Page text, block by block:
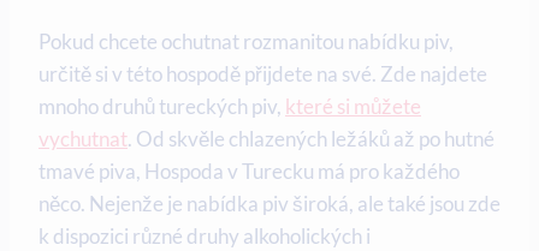
Pokud chcete ochutnat rozmanitou nabídku piv,
určitě si v této hospodě přijdete na své. Zde najdete
mnoho druhů tureckých piv, které si můžete
vychutnat. Od skvěle chlazených ležáků až po hutné
tmavé piva, Hospoda v Turecku má pro každého
něco. Nejenže je nabídka piv široká, ale také jsou zde
k dispozici různé druhy alkoholických i